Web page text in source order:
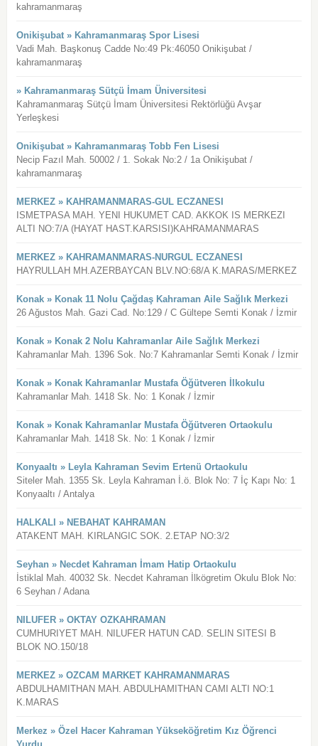
kahramanmaraş
Onikişubat » Kahramanmaraş Spor Lisesi
Vadi Mah. Başkonuş Cadde No:49 Pk:46050 Onikişubat /
kahramanmaraş
» Kahramanmaraş Sütçü İmam Üniversitesi
Kahramanmaraş Sütçü İmam Üniversitesi Rektörlüğü Avşar
Yerleşkesi
Onikişubat » Kahramanmaraş Tobb Fen Lisesi
Necip Fazıl Mah. 50002 / 1. Sokak No:2 / 1a Onikişubat /
kahramanmaraş
MERKEZ » KAHRAMANMARAS-GUL ECZANESI
ISMETPASA MAH. YENI HUKUMET CAD. AKKOK IS MERKEZI
ALTI NO:7/A (HAYAT HAST.KARSISI)KAHRAMANMARAS
MERKEZ » KAHRAMANMARAS-NURGUL ECZANESI
HAYRULLAH MH.AZERBAYCAN BLV.NO:68/A K.MARAS/MERKEZ
Konak » Konak 11 Nolu Çağdaş Kahraman Aile Sağlık Merkezi
26 Ağustos Mah. Gazi Cad. No:129 / C Gültepe Semti Konak / İzmir
Konak » Konak 2 Nolu Kahramanlar Aile Sağlık Merkezi
Kahramanlar Mah. 1396 Sok. No:7 Kahramanlar Semti Konak / İzmir
Konak » Konak Kahramanlar Mustafa Öğütveren İlkokulu
Kahramanlar Mah. 1418 Sk. No: 1 Konak / İzmir
Konak » Konak Kahramanlar Mustafa Öğütveren Ortaokulu
Kahramanlar Mah. 1418 Sk. No: 1 Konak / İzmir
Konyaaltı » Leyla Kahraman Sevim Ertenü Ortaokulu
Siteler Mah. 1355 Sk. Leyla Kahraman İ.ö. Blok No: 7 İç Kapı No: 1
Konyaaltı / Antalya
HALKALI » NEBAHAT KAHRAMAN
ATAKENT MAH. KIRLANGIC SOK. 2.ETAP NO:3/2
Seyhan » Necdet Kahraman İmam Hatip Ortaokulu
İstiklal Mah. 40032 Sk. Necdet Kahraman İlkögretim Okulu Blok No:
6 Seyhan / Adana
NILUFER » OKTAY OZKAHRAMAN
CUMHURIYET MAH. NILUFER HATUN CAD. SELIN SITESI B
BLOK NO.150/18
MERKEZ » OZCAM MARKET KAHRAMANMARAS
ABDULHAMITHAN MAH. ABDULHAMITHAN CAMI ALTI NO:1
K.MARAS
Merkez » Özel Hacer Kahraman Yükseköğretim Kız Öğrenci